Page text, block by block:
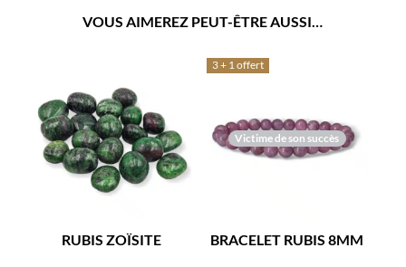
VOUS AIMEREZ PEUT-ÊTRE AUSSI…
RUBIS ZOÏSITE
Victime de son succès
3 + 1 offert
BRACELET RUBIS 8MM